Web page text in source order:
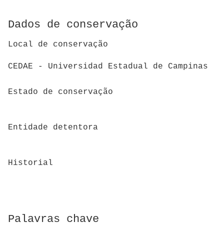
Dados de conservação
Local de conservação
CEDAE - Universidad Estadual de Campinas
Estado de conservação
Entidade detentora
Historial
Palavras chave